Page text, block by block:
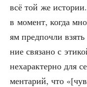
всё той же
в момент, когда
ям пред­по­чли
ние свя­за­но с
неха­рак­тер­но для
мен­та­рий, что